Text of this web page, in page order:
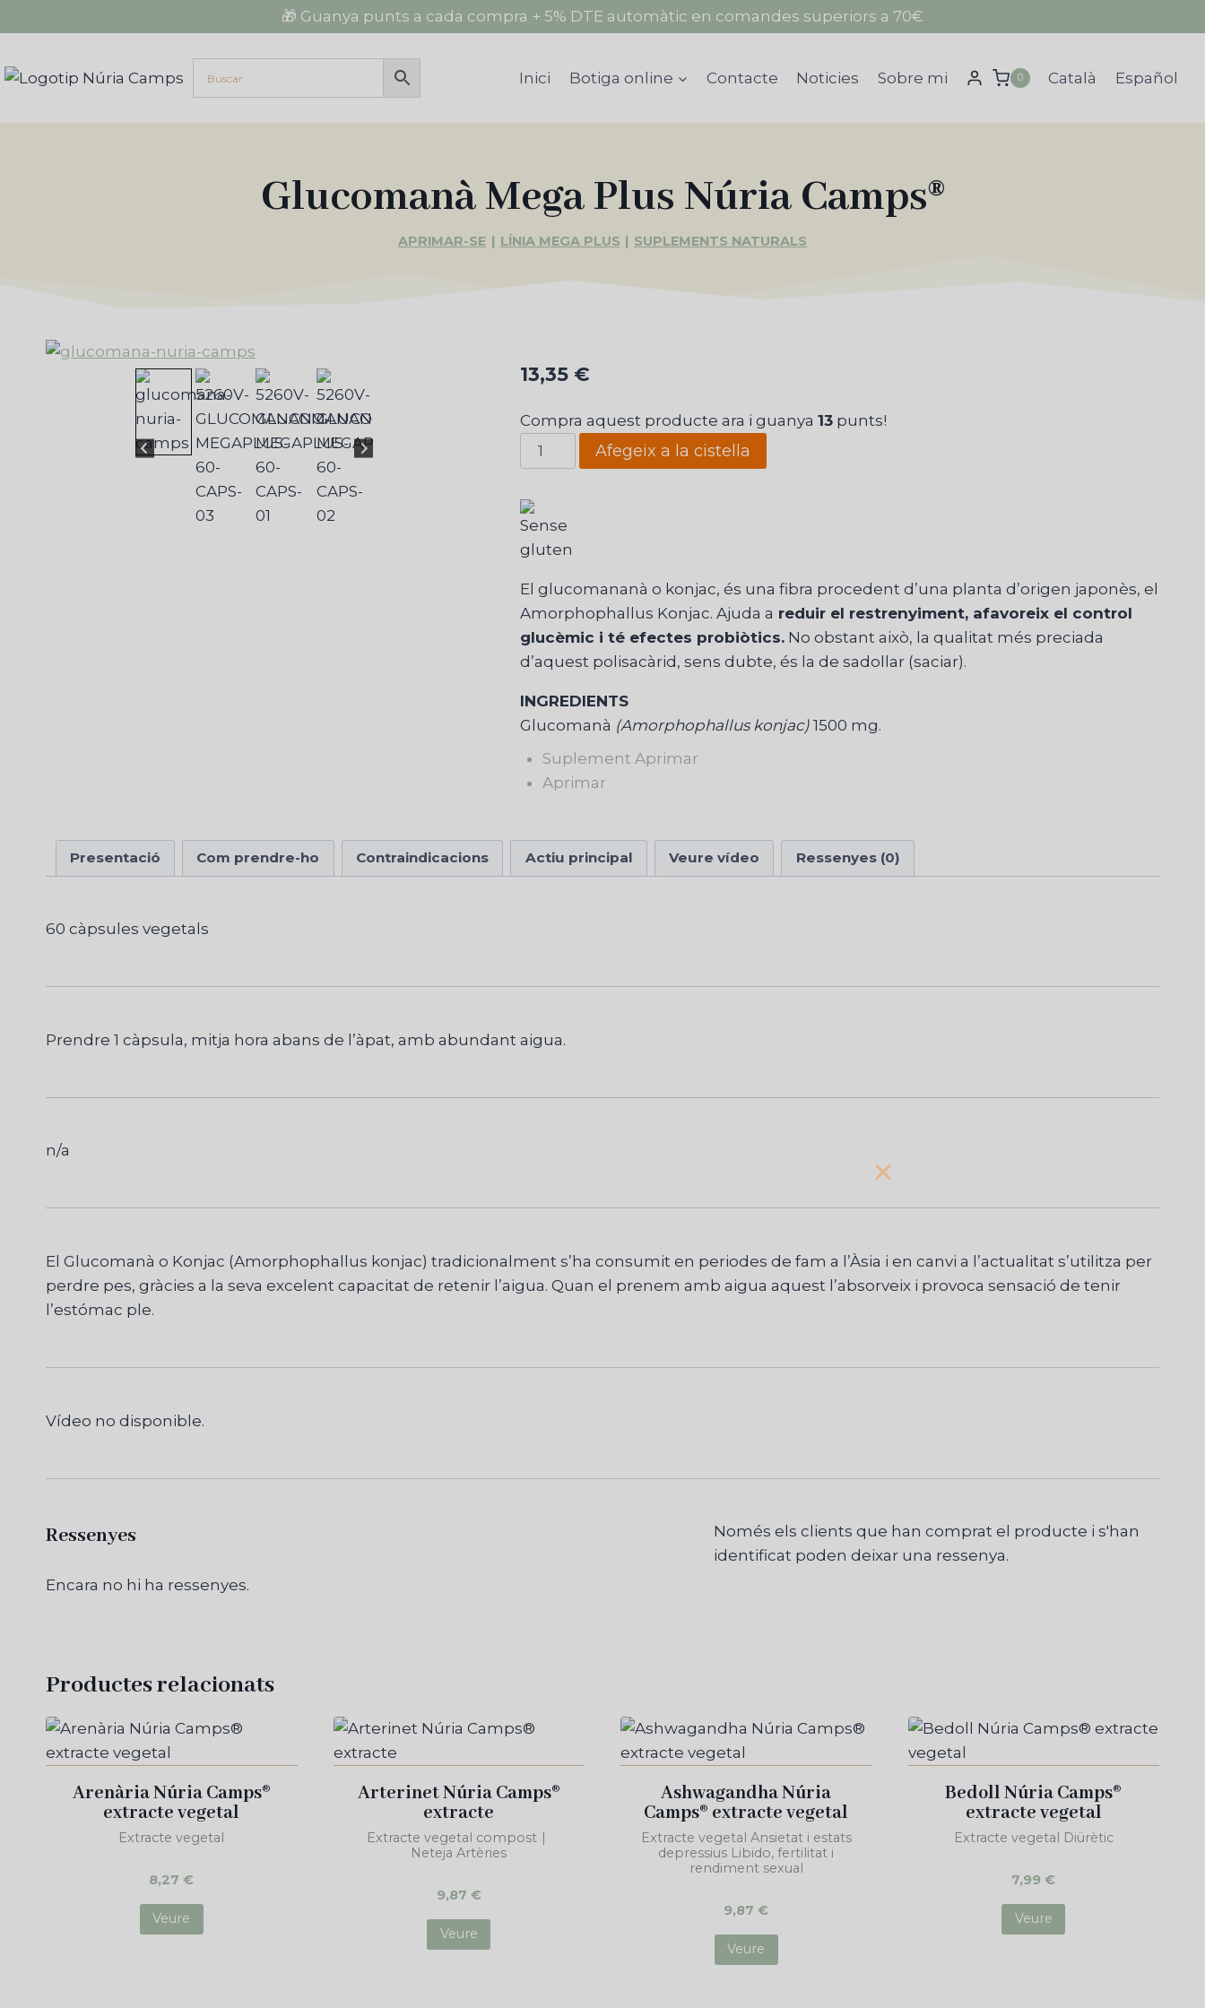
al
🎁 Guanya punts a cada compra + 5% DTE automàtic en comandes superiors a 70€
Inici Botiga online Contacte Noticies Sobre mi 0 Català Español
Glucomanà Mega Plus Núria Camps®
APRIMAR-SE | LÍNIA MEGA PLUS | SUPLEMENTS NATURALS
13,35 €
Compra aquest producte ara i guanya 13punts!
quantitat
de
Mega
Plus
Camps®
Afegeix a la cistella
El glucomananà o konjac, és una fibra procedent d’una planta d’origen japonès, el
Amorphophallus Konjac. Ajuda a reduir el restrenyiment, afavoreix el control
glucèmic i té efectes probiòtics.No obstant això, la qualitat més preciada
d’aquest polisacàrid, sens dubte, és la de sadollar (saciar).
INGREDIENTS
Glucomanà (Amorphophallus konjac) 1500 mg.
Suplement Aprimar
Aprimar
Presentació Com prendre-ho Contraindicacions Actiu principal Veure vídeo Ressenyes (0)
60 càpsules vegetals
Prendre 1 càpsula, mitja hora abans de l’àpat, amb abundant aigua.
n/a
El Glucomanà o Konjac (Amorphophallus konjac) tradicionalment s’ha consumit en periodes de fam a l’Àsia i en canvi a l’actualitat s’utilitza per
perdre pes, gràcies a la seva excelent capacitat de retenir l’aigua. Quan el prenem amb aigua aquest l’absorveix i provoca sensació de tenir
l’estómac ple.
Vídeo no disponible.
Ressenyes
Encara no hi ha ressenyes.
Només els clients que han comprat el producte i s'han
identificat poden deixar una ressenya.
Productes relacionats
Arenària Núria Camps®
extracte vegetal
Extracte vegetal
8,27€
Veure
Arterinet Núria Camps®
extracte
Extracte vegetal compost |
Neteja Artèries
9,87 €
Veure
Ashwagandha Núria
Camps® extracte vegetal
Extracte vegetal Ansietat i estats
depressius Libido, fertilitat i
rendiment sexual
9,87€
Veure
Bedoll Núria Camps®
extracte vegetal
Extracte vegetal Diürètic
7,99€
Veure